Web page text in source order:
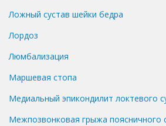
Ложный сустав шейки бедра
Лордоз
Люмбализация
Маршевая стопа
Медиальный эпикондилит локтевого
Межпозвонковая грыжа поясничного